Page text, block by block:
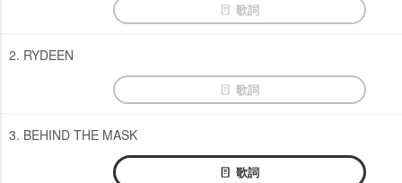
歌詞
2. RYDEEN
歌詞
3. BEHIND THE MASK
歌詞